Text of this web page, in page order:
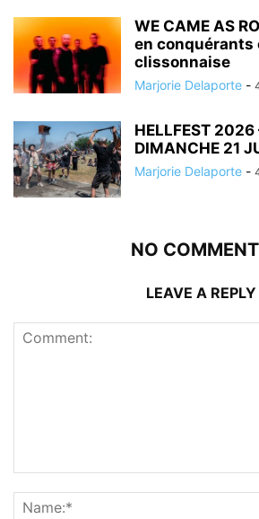
WE CAME AS
en conquérants
clissonnaise
Marjorie Delaporte -
HELLFEST 2026
DIMANCHE 21
Marjorie Delaporte -
NO
LEAVE A REPLY